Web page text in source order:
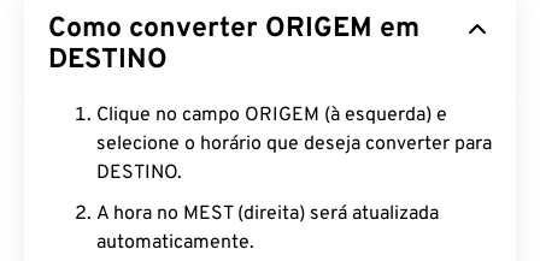
Como converter ORIGEM em
DESTINO
Clique no campo ORIGEM (à esquerda) e
selecione o horário que deseja converter para
DESTINO.
A hora no MEST (direita) será atualizada
automaticamente.